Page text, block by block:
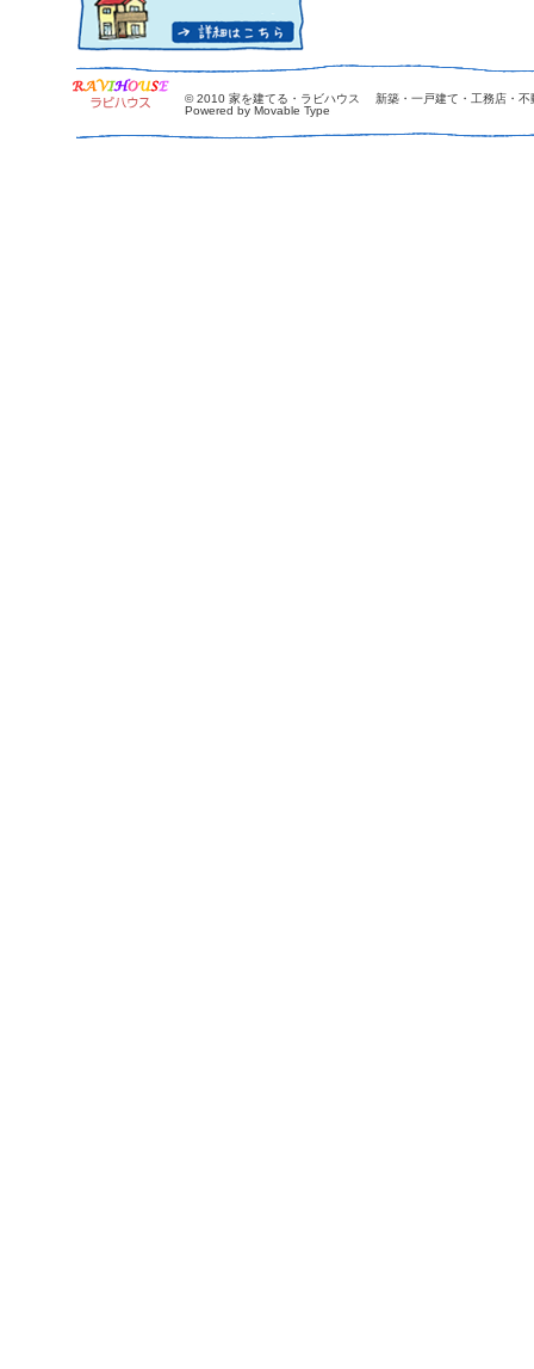
© 2010 家を建てる・ラビハウス 新築・一戸建て・工務店・不
Powered by Movable Type